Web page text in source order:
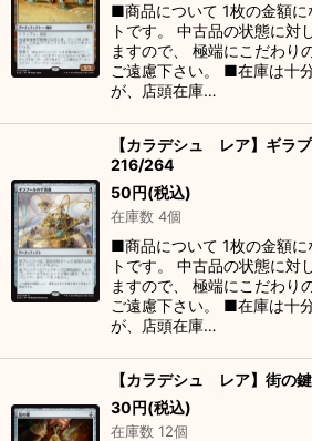
■商品について 1枚の金額に
トです。 中古品の状態に対
ますので、 極端にこだわり
ご遠慮下さい。 ■在庫は十
が、店頭在庫…
【カラデシュ レア】ギラ
216/264
50円(税込)
在庫数 4個
■商品について 1枚の金額に
トです。 中古品の状態に対
ますので、 極端にこだわり
ご遠慮下さい。 ■在庫は十
が、店頭在庫…
【カラデシュ レア】街
30円(税込)
在庫数 12個